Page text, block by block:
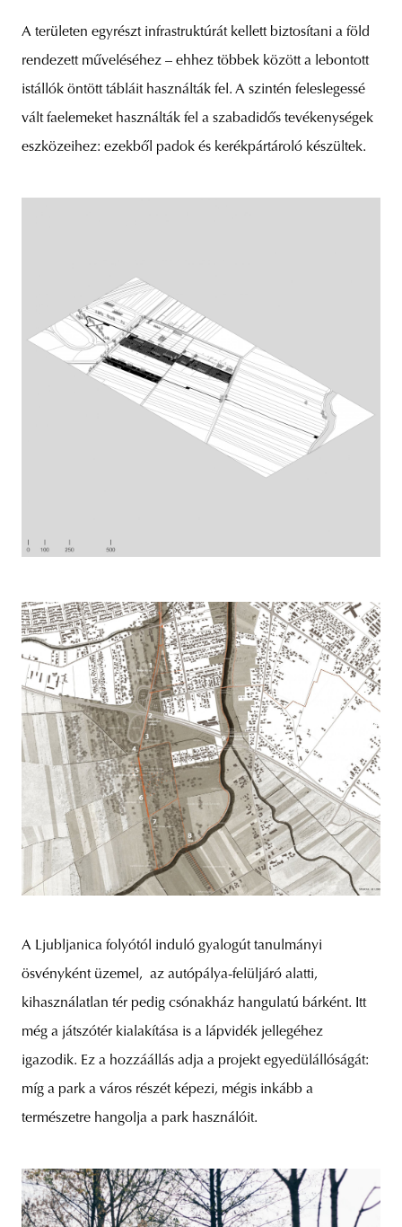
A területen egyrészt infrastruktúrát kellett biztosítani a föld
rendezett műveléséhez – ehhez többek között a lebontott
istállók öntött tábláit használták fel. A szintén feleslegessé
vált faelemeket használták fel a szabadidős tevékenységek
eszközeihez: ezekből padok és kerékpártároló készültek.
A Ljubljanica folyótól induló gyalogút tanulmányi
ösvényként üzemel, az autópálya-felüljáró alatti,
kihasználatlan tér pedig csónakház hangulatú bárként. Itt
még a játszótér kialakítása is a lápvidék jellegéhez
igazodik. Ez a hozzáállás adja a projekt egyedülállóságát:
míg a park a város részét képezi, mégis inkább a
természetre hangolja a park használóit.